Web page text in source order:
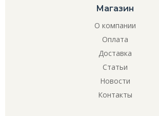
Магазин
О компании
Оплата
Доставка
Статьи
Новости
Контакты